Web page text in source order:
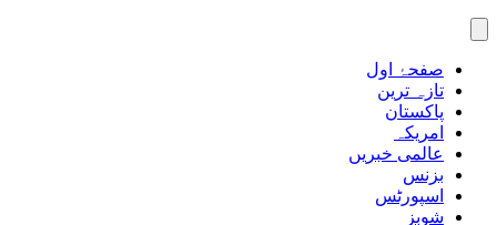
صفحۂ اول
تازہ ترین
پاکستان
امریکہ
عالمی خبریں
بزنس
اسپورٹس
شوبز